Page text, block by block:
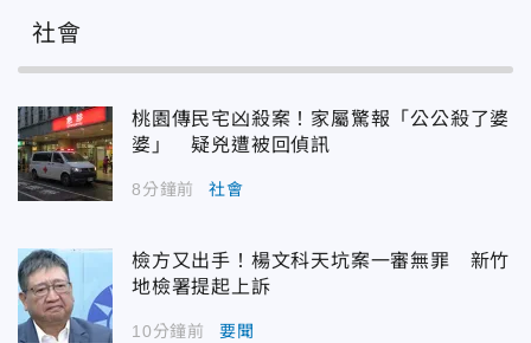
社會
桃園傳民宅凶殺案！家屬驚報「公公殺了婆
婆」 疑兇遭被回偵訊
8分鐘前 社會
檢方又出手！楊文科天坑案一審無罪 新竹
地檢署提起上訴
10分鐘前 要聞